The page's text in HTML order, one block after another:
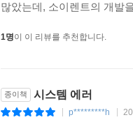
기가 경제와 금융의 시대
다. 많은 기술기업이 사용
발전에 따라 여러 가치가
많았는데, 소이렌트의 개발
1명이 이 리뷰를 추천합니다.
종이책 시스템 에러
p*********h